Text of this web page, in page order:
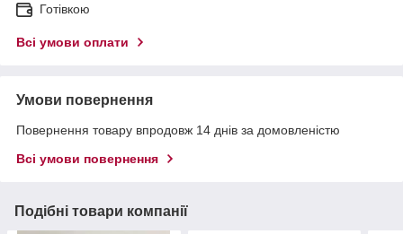
Готівкою
Всі умови оплати
Умови повернення
Повернення товару впродовж 14 днів за домовленістю
Всі умови повернення
Подібні товари компанії